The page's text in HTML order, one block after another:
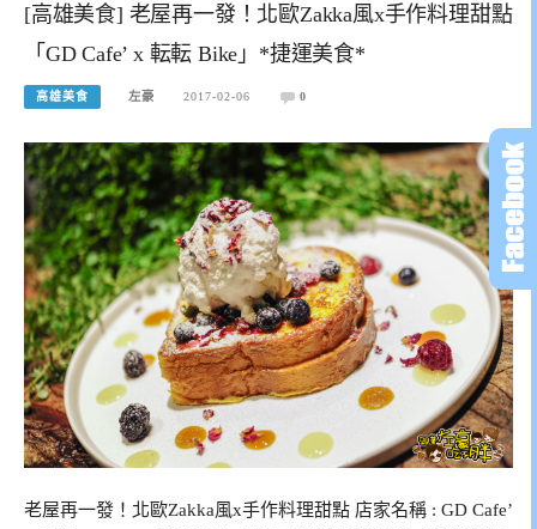
[高雄美食] 老屋再一發！北歐Zakka風x手作料理甜點
「GD Cafe’ x 転転 Bike」*捷運美食*
高雄美食 左豪 2017-02-06 0
老屋再一發！北歐Zakka風x手作料理甜點 店家名稱 : GD Cafe’